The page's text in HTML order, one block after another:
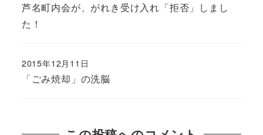
芦名町内会が、がれき受け入れ「拒否」しまし
た！
「ごみ焼却」の洗脳
2015年12月11日